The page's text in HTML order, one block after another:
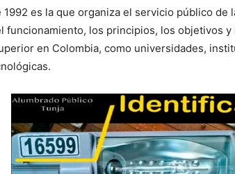
1992 es la que organiza el servicio público de
funcionamiento, los principios, los objetivos
en Colombia, como universidades,